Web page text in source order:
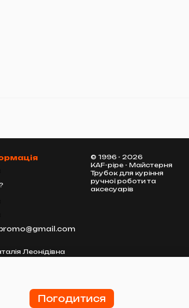
Леонідівна
вул. Маршала
© 1996 - 2026
KAF-pipe - Майстерня
Трубок для куріння
ручної роботи та
аксесуарів
Погодитися